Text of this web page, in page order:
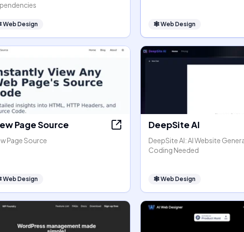
Web Design 🕸Web Design
Page Source
Page Source
Web Design
DeepSite AI
DeepSite AI: AI Website
Coding Needed
🕸Web Design